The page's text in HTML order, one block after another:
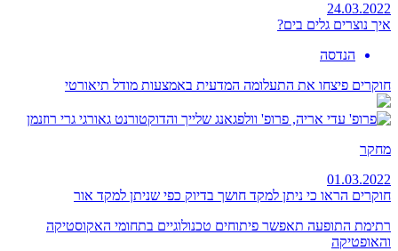
24.03.2022
איך נוצרים גלים בים?
הנדסה
חוקרים פיצחו את התעלומה המדעית באמצעות מודל תיאורטי
מחקר
01.03.2022
חוקרים הראו כי ניתן למקד חושך בדיוק כפי שניתן למקד אור
רתימת התופעה תאפשר פיתוחים טכנולוגיים בתחומי האקוסטיקה
והאופטיקה